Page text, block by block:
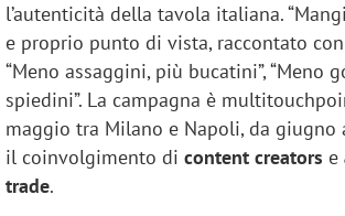
l’autenticità della tavola italiana.
e proprio punto di vista, raccontato
“Meno assaggini, più bucatini”, “Meno
spiedini”. La campagna è
maggio tra Milano e Napoli, da giugno
il coinvolgimento dicontent creators e
trade.